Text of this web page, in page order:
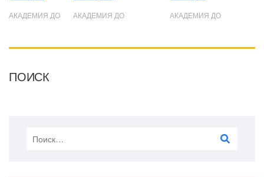
АКАДЕМИЯ ДО АКАДЕМИЯ ДО АКАДЕМИЯ ДО
ПОИСК